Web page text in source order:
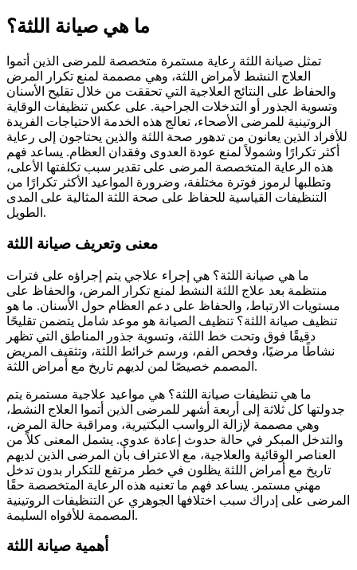
ما هي صيانة اللثة؟
تمثل صيانة اللثة رعاية مستمرة متخصصة للمرضى الذين أتموا
العلاج النشط لأمراض اللثة، وهي مصممة لمنع تكرار المرض
والحفاظ على النتائج العلاجية التي تحققت من خلال تقليح الأسنان
وتسوية الجذور أو التدخلات الجراحية. على عكس تنظيفات الوقاية
الروتينية للمرضى الأصحاء، تعالج هذه الخدمة الاحتياجات الفريدة
للأفراد الذين يعانون من تدهور صحة اللثة والذين يحتاجون إلى رعاية
أكثر تكرارًا وشمولاً لمنع عودة العدوى وفقدان العظام. يساعد فهم
هذه الرعاية المتخصصة المرضى على تقدير سبب تكلفتها الأعلى،
وتطلبها لرموز فوترة مختلفة، وضرورة المواعيد الأكثر تكرارًا من
التنظيفات القياسية للحفاظ على صحة اللثة المثالية على المدى
الطويل.
معنى وتعريف صيانة اللثة
ما هي صيانة اللثة؟ هي إجراء علاجي يتم إجراؤه على فترات
منتظمة بعد علاج اللثة النشط لمنع تكرار المرض، والحفاظ على
مستويات الارتباط، والحفاظ على دعم العظام حول الأسنان. ما هو
تنظيف صيانة اللثة؟ تنظيف الصيانة هو موعد شامل يتضمن تقليحًا
دقيقًا فوق وتحت خط اللثة، وتسوية جذور المناطق التي تظهر
نشاطًا مرضيًا، وفحص الفم، ورسم خرائط اللثة، وتثقيف المريض
المصمم خصيصًا لمن لديهم تاريخ مع أمراض اللثة.
ما هي تنظيفات صيانة اللثة؟ هي مواعيد علاجية مستمرة يتم
جدولتها كل ثلاثة إلى أربعة أشهر للمرضى الذين أتموا العلاج النشط،
وهي مصممة لإزالة الرواسب البكتيرية، ومراقبة حالة المرض،
والتدخل المبكر في حالة حدوث إعادة عدوى. يشمل المعنى كلاً من
العناصر الوقائية والعلاجية، مع الاعتراف بأن المرضى الذين لديهم
تاريخ مع أمراض اللثة يظلون في خطر مرتفع للتكرار بدون تدخل
مهني مستمر. يساعد فهم ما تعنيه هذه الرعاية المتخصصة حقًا
المرضى على إدراك سبب اختلافها الجوهري عن التنظيفات الروتينية
المصممة للأفواه السليمة.
أهمية صيانة اللثة